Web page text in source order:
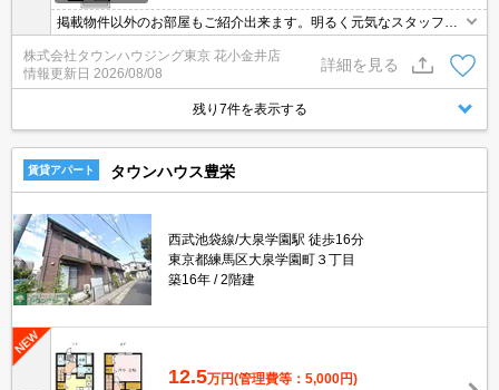
掲載物件以外のお部屋もご紹介出来ます。明るく元気なスタッフが
丁寧にご対応させていただきます。オンラインで見学・接客可能で
す！お気軽にお問い合わせ下さい☆★
株式会社タウンハウジング東京 花小金井店
情報更新日 2026/08/08
詳細を見る
残り7件を表示する
賃貸アパート タウンハウス豊栄
西武池袋線/大泉学園駅 徒歩16分
東京都練馬区大泉学園町３丁目
築16年
2階建
12.5万円(管理費等：5,000円)